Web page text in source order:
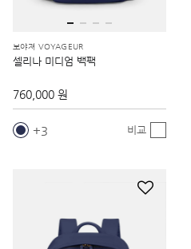
보야져 VOYAGEUR
셀리나 미디엄 백팩
760,000 원
3 비교